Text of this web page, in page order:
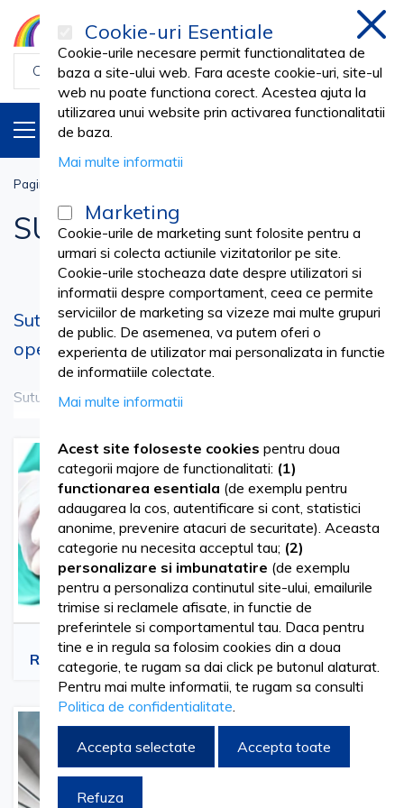
PRODUSE
Pagina principala
SUTURI CHIRURGICALE
Sutura chirurgicala – etapa din timpul
operatiei ce joaca un rol foarte important
Suturile chirurgicale sunt esentiale pentru vindecarea
folosite pentru a inchide inciziile si ranile, facilitand procesul
de vindecare si reducand riscul de infectii. La fel ca
instrumentarul chirurgical, suturile sunt extrem de
importante si nu trebuie sa fie subestimate, deoarece
contribuie direct la recuperarea pacientilor si la succesul
interventiilor medicale.
Exista mai multe tipuri de suturi chirurgicale, fiecare fiind
utilizate in functie de tipul de tesut si de natura interventiei.
Suturile pot fi clasificate in doua categorii principale:
resorbabile si neresorbabile.
Suturi Chirurgicale
Resorbabile - Medical
Suturi Chirurgicale
Neresorbabile - Medical
Cookie-uri Esentiale
Cookie-urile necesare permit functionalitatea de
baza a site-ului web. Fara aceste cookie-uri, site-ul
web nu poate functiona corect. Acestea ajuta la
utilizarea unui website prin activarea functionalitatii
de baza.
Mai multe informatii
Marketing
Cookie-urile de marketing sunt folosite pentru a
urmari si colecta actiunile vizitatorilor pe site.
Cookie-urile stocheaza date despre utilizatori si
informatii despre comportament, ceea ce permite
serviciilor de marketing sa vizeze mai multe grupuri
de public. De asemenea, va putem oferi o
experienta de utilizator mai personalizata in functie
de informatiile colectate.
Mai multe informatii
Acest site foloseste cookies pentru doua
categorii majore de functionalitati: (1)
functionarea esentiala (de exemplu pentru
adaugarea la cos, autentificare si cont, statistici
anonime, prevenire atacuri de securitate). Aceasta
categorie nu necesita acceptul tau; (2)
personalizare si imbunatatire (de exemplu
pentru a personaliza continutul site-ului, emailurile
trimise si reclamele afisate, in functie de
preferintele si comportamentul tau. Daca pentru
tine e in regula sa folosim cookies din a doua
categorie, te rugam sa dai click pe butonul alaturat.
Pentru mai multe informatii, te rugam sa consulti
Politica de confidentialitate.
Accepta selectate Accepta toate
Refuza